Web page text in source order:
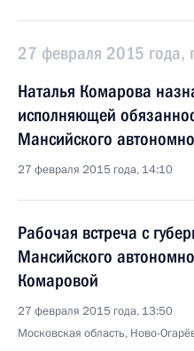
27 февраля 2015 года,
Наталья Комарова
исполняющей
Мансийского
27 февраля 2015 года, 14:10
Рабочая встреча с
Мансийского
Комаровой
27 февраля 2015 года, 13:50
Московская область, Ново-